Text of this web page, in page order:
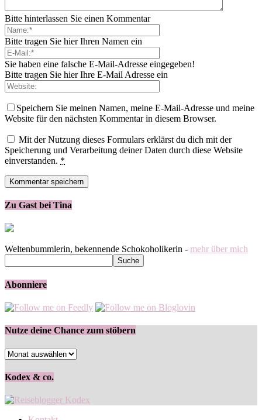
Bitte hinterlassen Sie einen Kommentar
Bitte tragen Sie hier Ihren Namen ein
Sie haben eine falsche E-Mail-Adresse eingegeben!
Bitte tragen Sie hier Ihre E-Mail Adresse ein
Speichern Sie meinen Namen, meine E-Mail-Adresse und meine
Website für den nächsten Kommentar in diesem Browser.
Mit der Nutzung dieses Formulars erklärst du dich mit der
Speicherung und Verarbeitung deiner Daten durch diese Website
einverstanden. *
Zu Gast bei Tina
Weltenbummlerin, bekennende Schokoholikerin - mehr über mich
Abonniere
Nutze deine Chance zum stöbern
Nutze
Chance
zum
stöbern
Kodex & co.